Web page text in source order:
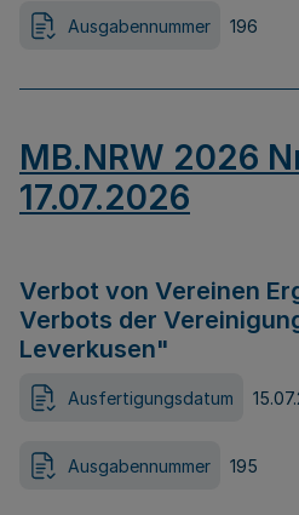
Ausgabennummer 196
MB.NRW 2026
17.07.2026
Verbot von Vereinen
Verbots der
Leverkusen"
Ausfertigungsdatum
Ausgabennummer 195